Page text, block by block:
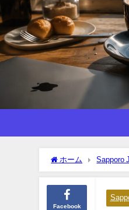
ホーム Sapporo
Facebook